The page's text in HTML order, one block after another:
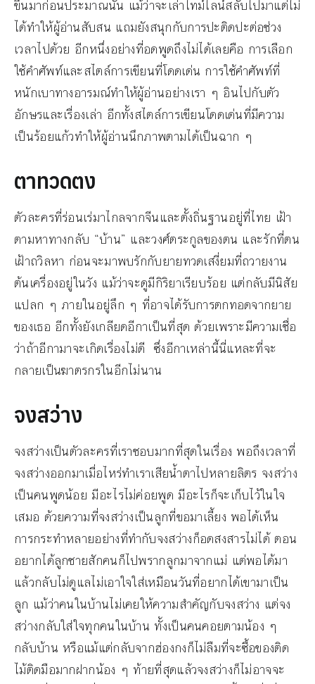
ขึ้นมาก่อนประมาณนั้น แม้ว่าจะเล่าไทม์ไลน์สลับไปมาแต่ไม่
ได้ทำให้ผู้อ่านสับสน แถมยังสนุกกับการปะติดปะต่อช่วง
เวลาไปด้วย อีกหนึ่งอย่างที่อดพูดถึงไม่ได้เลยคือ การเลือก
ใช้คำศัพท์และสไตล์การเขียนที่โดดเด่น การใช้คำศัพท์ที่
หนักเบาทางอารมณ์ทำให้ผู้อ่านอย่างเรา ๆ อินไปกับตัว
อักษรและเรื่องเล่า อีกทั้งสไตล์การเขียนโดดเด่นที่มีความ
เป็นร้อยแก้วทำให้ผู้อ่านนึกภาพตามได้เป็นฉาก ๆ
ตาทวดตง
ตัวละครที่ร่อนเร่มาไกลจากจีนและตั้งถิ่นฐานอยู่ที่ไทย เฝ้า
ตามหาทางกลับ “บ้าน” และวงศ์ตระกูลของตน และรักที่ตน
เฝ้าถวิลหา ก่อนจะมาพบรักกับยายทวดเสงี่ยมที่ถวายงาน
ต้นเครื่องอยู่ในวัง แม้ว่าจะดูมีกิริยาเรียบร้อย แต่กลับมีนิสัย
แปลก ๆ ภายในอยู่ลึก ๆ ที่อาจได้รับการตกทอดจากยาย
ของเธอ อีกทั้งยังเกลียดอีกาเป็นที่สุด ด้วยเพราะมีความเชื่อ
ว่าถ้าอีกามาจะเกิดเรื่องไม่ดี ซึ่งอีกาเหล่านี้นี่แหละที่จะ
กลายเป็นฆาตรกรในอีกไม่นาน
จงสว่าง
จงสว่างเป็นตัวละครที่เราชอบมากที่สุดในเรื่อง พอถึงเวลาที่
จงสว่างออกมาเมื่อไหร่ทำเราเสียน้ำตาไปหลายลิตร จงสว่าง
เป็นคนพูดน้อย มีอะไรไม่ค่อยพูด มีอะไรก็จะเก็บไว้ในใจ
เสมอ ด้วยความที่จงสว่างเป็นลูกที่ขอมาเลี้ยง พอได้เห็น
การกระทำหลายอย่างที่ทำกับจงสว่างก็อดสงสารไม่ได้ ตอน
อยากได้ลูกชายสักคนก็ไปพรากลูกมาจากแม่ แต่พอได้มา
แล้วกลับไม่ดูแลไม่เอาใจใส่เหมือนวันที่อยากได้เขามาเป็น
ลูก แม้ว่าคนในบ้านไม่เคยให้ความสำคัญกับจงสว่าง แต่จง
สว่างกลับใส่ใจทุกคนในบ้าน ทั้งเป็นคนคอยตามน้อง ๆ
กลับบ้าน หรือแม้แต่กลับจากฮ่องกงก็ไม่ลืมที่จะซื้อของติด
ไม้ติดมือมากฝากน้อง ๆ ท้ายที่สุดแล้วจงสว่างก็ไม่อาจจะ